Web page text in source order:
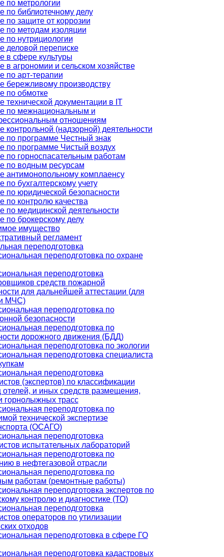
по метрологии
по библиотечному делу
по защите от коррозии
по методам изоляции
по нутрициологии
деловой переписке
в сфере культуры
в агрономии и сельском хозяйстве
по арт-терапии
бережливому производству
по обмотке
технической документации в IT
по межнациональным и
отношениям
контрольной (надзорной) деятельности
по программе Честный знак
по программе Чистый воздух
по горноспасательным работам
по водным ресурсам
антимонопольному комплаенсу
по бухгалтерскому учету
по юридической безопасности
по контролю качества
по медицинской деятельности
по брокерскому делу
имущество
регламент
переподготовка
переподготовка по охране
переподготовка
средств пожарной
для дальнейшей аттестации (для
МЧС)
переподготовка по
безопасности
переподготовка по
дорожного движения (БДД)
переподготовка по экологии
переподготовка специалиста
переподготовка
(экспертов) по классификации
отелей, и иных средств размещения,
горнолыжных трасс
переподготовка по
технической экспертизе
(ОСАГО)
переподготовка
испытательных лабораторий
переподготовка по
в нефтегазовой отрасли
переподготовка по
работам (ремонтные работы)
переподготовка экспертов по
контролю и диагностике (ТО)
переподготовка
операторов по утилизации
отходов
переподготовка в сфере ГО
переподготовка кадастровых